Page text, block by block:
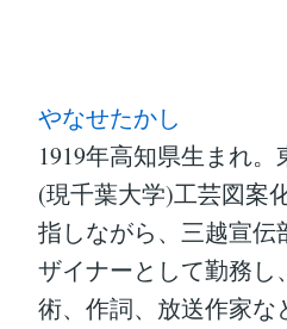
やなせたかし
1919年高知県生まれ
(現千葉大学)工芸図案
指しながら、三越宣伝
ザイナーとして勤務し
術、作詞、放送作家な